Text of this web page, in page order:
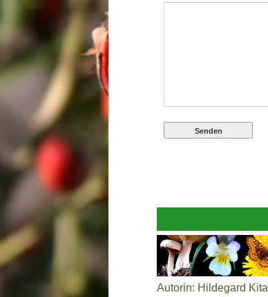
Autorin: Hildegard Kita